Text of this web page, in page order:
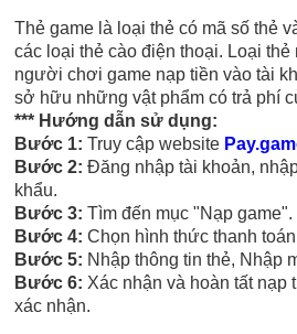
Thẻ game là loại thẻ có mã số thẻ
các loại thẻ cào điện thoại. Loại
người chơi game nạp tiền vào tài
sở hữu những vật phẩm có trả phí
*** Hướng dẫn sử dụng:
Bước 1: Truy cập website
Bước 2:Đăng nhập tài khoản,
khẩu.
Bước 3: Tìm đến mục "Nạp game".
Bước 4: Chọn hình thức thanh
Bước 5: Nhập thông tin thẻ, Nhập
Bước 6: Xác nhận và hoàn tất nạp
xác nhận.